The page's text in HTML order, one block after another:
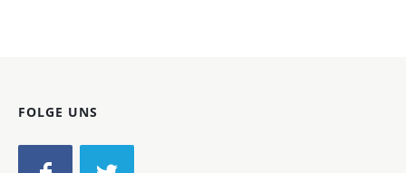
FOLGE UNS